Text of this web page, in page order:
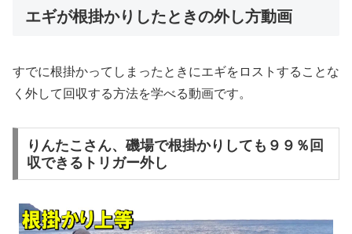
エギが根掛かりしたときの外し方動画
すでに根掛かってしまったときにエギをロストすることな
く外して回収する方法を学べる動画です。
りんたこさん、磯場で根掛かりしても９９％回
収できるトリガー外し